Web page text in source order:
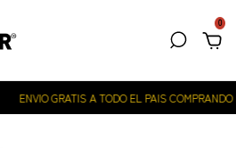
0
ENVIO GRATIS A TODO EL PAIS COMPRANDO